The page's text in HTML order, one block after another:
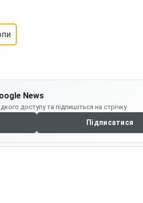
News
доступу та підпишіться на стрічку
Підписатися